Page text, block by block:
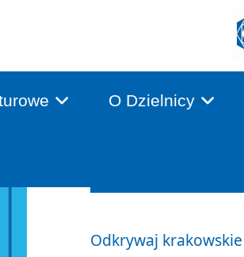
O Dzielnicy
Odkrywaj